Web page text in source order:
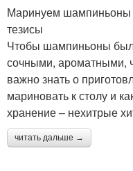
Маринуем шампиньоны
тезисы
Чтобы шампиньоны
сочными, ароматными,
важно знать о
мариновать к столу и
хранение – нехитрые
читать дальше →